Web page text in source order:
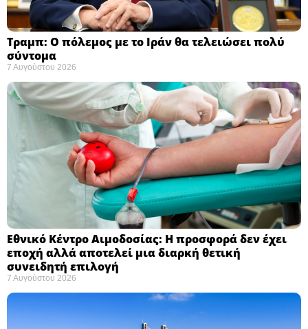
Τραμπ: Ο πόλεμος με το Ιράν θα τελειώσει πολύ
σύντομα ​
7 Αυγούστου 2026
Εθνικό Κέντρο Αιμοδοσίας: H προσφορά δεν έχει
εποχή αλλά αποτελεί μια διαρκή θετική
συνειδητή επιλογή ​
7 Αυγούστου 2026